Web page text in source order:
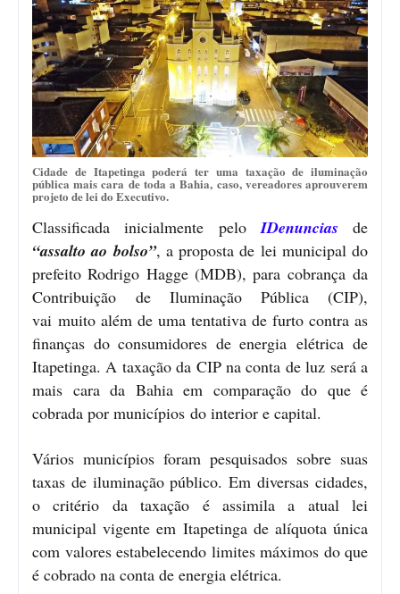
Cidade de Itapetinga poderá ter uma taxação de iluminação
pública mais cara de toda a Bahia, caso, vereadores aprouverem
projeto de lei do Executivo.
Classificada inicialmente pelo IDenuncias de
“assalto ao bolso”, a proposta de lei municipal do
prefeito Rodrigo Hagge (MDB), para cobrança da
Contribuição de Iluminação Pública (CIP),
vai muito além de uma tentativa de furto contra as
finanças do consumidores de energia elétrica de
Itapetinga. A taxação da CIP na conta de luz será a
mais cara da Bahia em comparação do que é
cobrada por municípios do interior e capital.
Vários municípios foram pesquisados sobre suas
taxas de iluminação público. Em diversas cidades,
o critério da taxação é assimila a atual lei
municipal vigente em Itapetinga de alíquota única
com valores estabelecendo limites máximos do que
é cobrado na conta de energia elétrica.